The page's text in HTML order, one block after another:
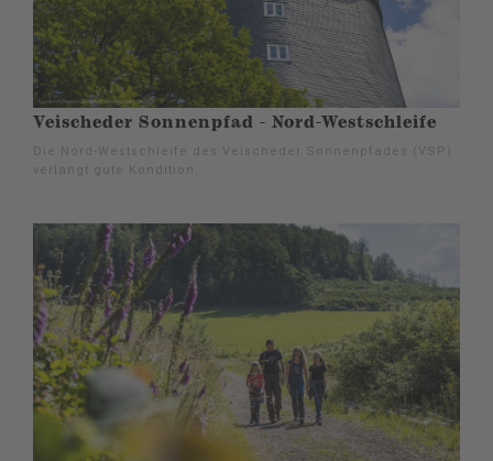
Veischeder Sonnenpfad - Nord-Westschleife
Die Nord-Westschleife des Veischeder Sonnenpfades (VSP)
verlangt gute Kondition.